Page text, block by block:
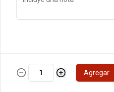
Camarón furay, palta, cubierto de
chimichurri nikkei, flameado,
Agregar